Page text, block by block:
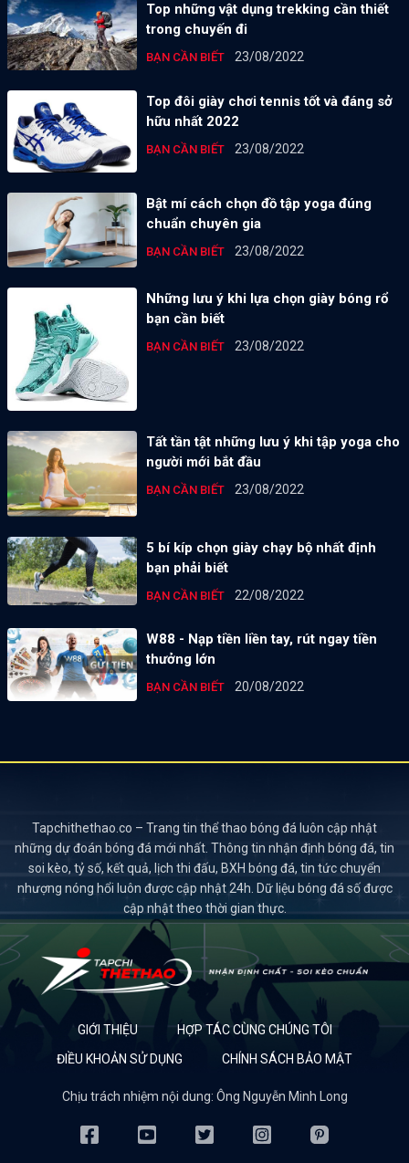
Top những vật dụng trekking cần thiết
trong chuyến đi
BẠN CẦN BIẾT 23/08/2022
Top đôi giày chơi tennis tốt và đáng sở
hữu nhất 2022
BẠN CẦN BIẾT 23/08/2022
Bật mí cách chọn đồ tập yoga đúng
chuẩn chuyên gia
BẠN CẦN BIẾT 23/08/2022
Những lưu ý khi lựa chọn giày bóng rổ
bạn cần biết
BẠN CẦN BIẾT 23/08/2022
Tất tần tật những lưu ý khi tập yoga cho
người mới bắt đầu
BẠN CẦN BIẾT 23/08/2022
5 bí kíp chọn giày chạy bộ nhất định
bạn phải biết
BẠN CẦN BIẾT 22/08/2022
W88 - Nạp tiền liền tay, rút ngay tiền
thưởng lớn
BẠN CẦN BIẾT 20/08/2022
Tapchithethao.co – Trang tin thể thao bóng đá luôn cập nhật
những dự đoán bóng đá mới nhất. Thông tin nhận định bóng đá, tin
soi kèo, tỷ số, kết quả, lịch thi đấu, BXH bóng đá, tin tức chuyển
nhượng nóng hổi luôn được cập nhật 24h. Dữ liệu bóng đá số được
cập nhật theo thời gian thực.
GIỚI THIỆU
HỢP TÁC CÙNG CHÚNG TÔI
ĐIỀU KHOẢN SỬ DỤNG
CHÍNH SÁCH BẢO MẬT
Chịu trách nhiệm nội dung: Ông Nguyễn Minh Long